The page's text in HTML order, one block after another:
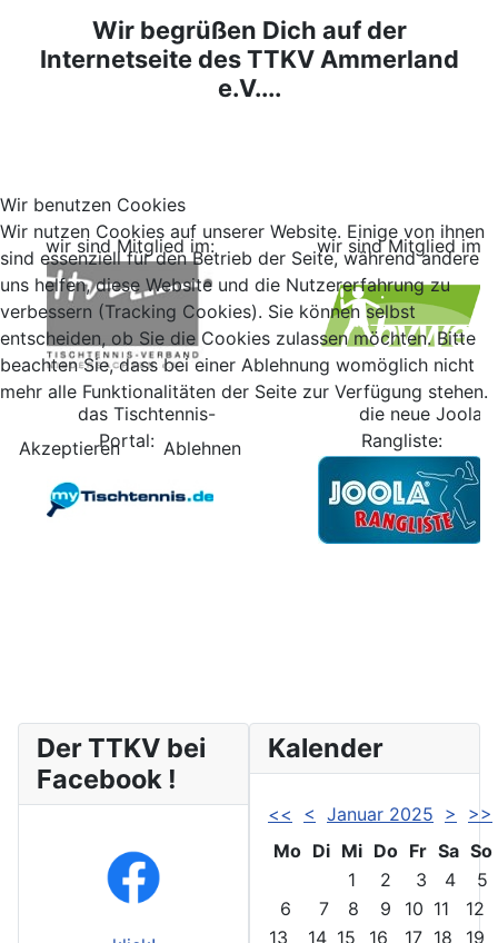
Wir begrüßen Dich auf der
Internetseite des TTKV Ammerland
e.V....
wir sind Mitglied im: wir sind Mitglied im:
das Tischtennis-
Portal:
die neue Joola
Rangliste:
Der TTKV bei
Facebook !
Kalender
<< < Januar 2025 >
>>
Mo Di Mi Do Fr Sa So
1
2 3 4
5
6
7 8 9 10 11
12
13
14 15 16 17 18 19
Wir benutzen Cookies
Wir nutzen Cookies auf unserer Website. Einige von ihnen
sind essenziell für den Betrieb der Seite, während andere
uns helfen, diese Website und die Nutzererfahrung zu
verbessern (Tracking Cookies). Sie können selbst
entscheiden, ob Sie die Cookies zulassen möchten. Bitte
beachten Sie, dass bei einer Ablehnung womöglich nicht
mehr alle Funktionalitäten der Seite zur Verfügung stehen.
Akzeptieren Ablehnen